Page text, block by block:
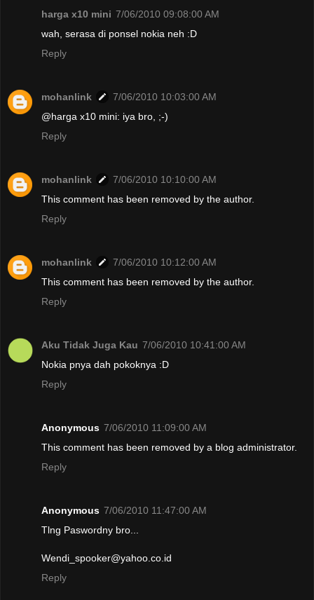
harga x10 mini 7/06/2010 09:08:00 AM
wah, serasa di ponsel nokia neh :D
Reply
mohanlink
7/06/2010 10:03:00 AM
@harga x10 mini: iya bro, ;-)
Reply
mohanlink
7/06/2010 10:10:00 AM
This comment has been removed by the author.
Reply
mohanlink
7/06/2010 10:12:00 AM
This comment has been removed by the author.
Reply
Aku Tidak Juga Kau 7/06/2010 10:41:00 AM
Nokia pnya dah pokoknya :D
Reply
Anonymous 7/06/2010 11:09:00 AM
This comment has been removed by a blog administrator.
Reply
Anonymous 7/06/2010 11:47:00 AM
Tlng Paswordny bro...
Wendi_spooker@yahoo.co.id
Reply